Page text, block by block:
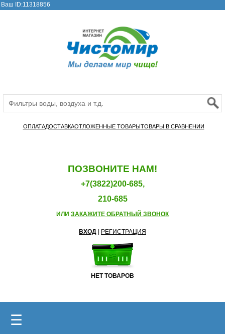
Ваш ID:11318856
ОПЛАТАДОСТАВКАОТЛОЖЕННЫЕ ТОВАРЫТОВАРЫ В СРАВНЕНИИ
ПОЗВОНИТЕ НАМ!
+7(3822)200-685,
210-685
ИЛИ ЗАКАЖИТЕ ОБРАТНЫЙ ЗВОНОК
ВХОД РЕГИСТРАЦИЯ
НЕТ ТОВАРОВ
☰